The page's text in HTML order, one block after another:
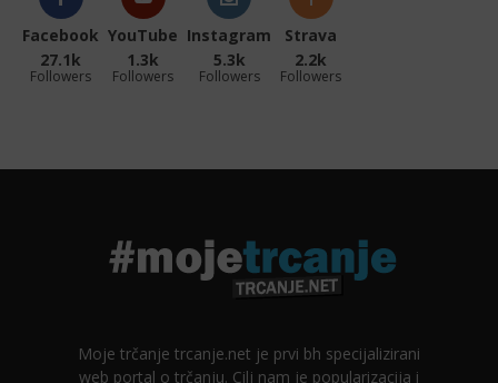
Facebook
27.1k
Followers
YouTube
1.3k
Followers
Instagram
5.3k
Followers
Strava
2.2k
Followers
Moje trčanje trcanje.net je prvi bh specijalizirani
web portal o trčanju. Cilj nam je popularizacija i